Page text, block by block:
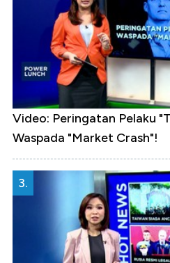
Video: Peringatan Pelaku
Waspada "Market Crash"!
3.